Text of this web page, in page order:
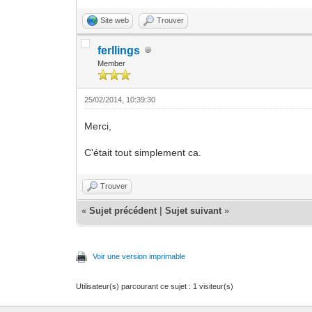
Site web Trouver
ferllings
Member
25/02/2014, 10:39:30
Merci,
C'était tout simplement ca.
Trouver
«Sujet précédent |Sujet suivant »
Voir une version imprimable
Utilisateur(s) parcourant ce sujet : 1 visiteur(s)